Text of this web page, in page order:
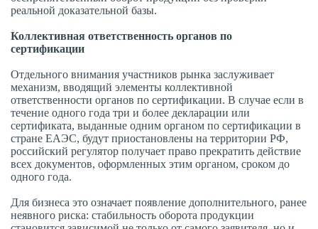
реальной доказательной базы.
Коллективная ответственность органов по
сертификации
Отдельного внимания участников рынка заслуживает
механизм, вводящий элементы коллективной
ответственности органов по сертификации. В случае если в
течение одного года три и более декларации или
сертификата, выданные одним органом по сертификации в
стране ЕАЭС, будут приостановлены на территории РФ,
российский регулятор получает право прекратить действие
всех документов, оформленных этим органом, сроком до
одного года.
Для бизнеса это означает появление дополнительного, ранее
неявного риска: стабильность оборота продукции